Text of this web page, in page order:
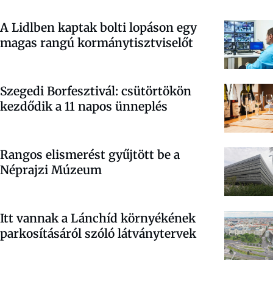
A Lidlben kaptak bolti lopáson egy
magas rangú kormánytisztviselőt
Szegedi Borfesztivál: csütörtökön
kezdődik a 11 napos ünneplés
Rangos elismerést gyűjtött be a
Néprajzi Múzeum
Itt vannak a Lánchíd környékének
parkosításáról szóló látványtervek